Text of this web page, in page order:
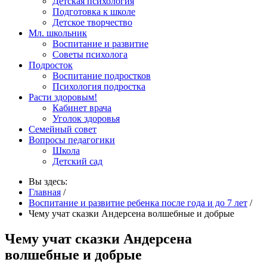
Подготовка к школе
Детское творчество
Мл. школьник
Воспитание и развитие
Советы психолога
Подросток
Воспитание подростков
Психология подростка
Расти здоровым!
Кабинет врача
Уголок здоровья
Семейный совет
Вопросы педагогики
Школа
Детский сад
Вы здесь:
Главная /
Воспитание и развитие ребенка после года и до 7 лет /
Чему учат сказки Андерсена волшебные и добрые
Чему учат сказки Андерсена
волшебные и добрые